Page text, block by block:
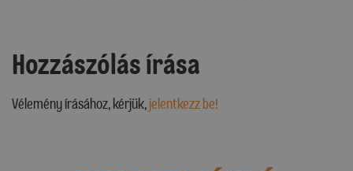
Hozzászólás írása
Vélemény írásához, kérjük,jelentkezz be!